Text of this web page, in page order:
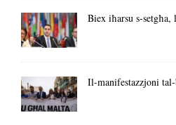
Biex iħarsu s-
Il-manifestazzjoni